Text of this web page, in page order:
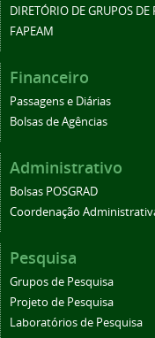
DIRETÓRIO DE GRUPOS DE
FAPEAM
Financeiro
Passagens e Diárias
Bolsas de Agências
Administrativo
Bolsas POSGRAD
Coordenação
Pesquisa
Grupos de Pesquisa
Projeto de Pesquisa
Laboratórios de Pesquisa